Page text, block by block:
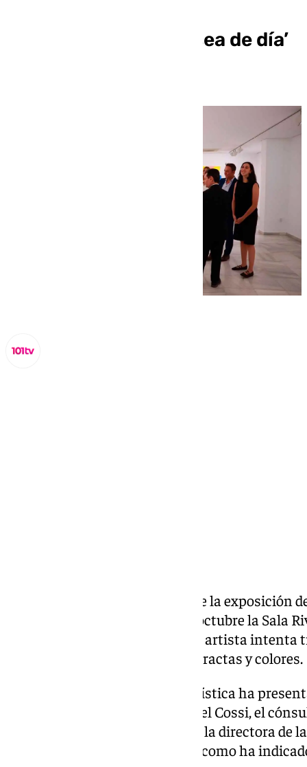
Exposición ‘Aunque sea de día’
‘Aunque sea de día’ es el título de la
(1996) que alojará hasta el 5 de octubre la Sala
Cádiz. Una muestra en la que la artista
pictórico mediante formas abstractas y colores.
La autora de esta propuesta artística ha
diputado provincial, José Manuel Cossi, el
Cádiz, Sergio Leonardo Servin, y la directora
Cultura, María Dolores Román, como ha